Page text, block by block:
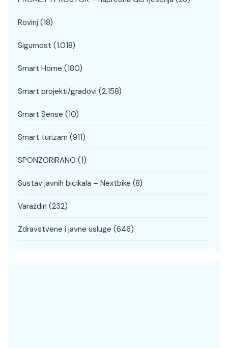
Rovinj (18)
Sigurnost (1.018)
Smart Home (180)
Smart projekti/gradovi (2.158)
Smart Sense (10)
Smart turizam (911)
SPONZORIRANO (1)
Sustav javnih bicikala – Nextbike (8)
Varaždin (232)
Zdravstvene i javne usluge (646)